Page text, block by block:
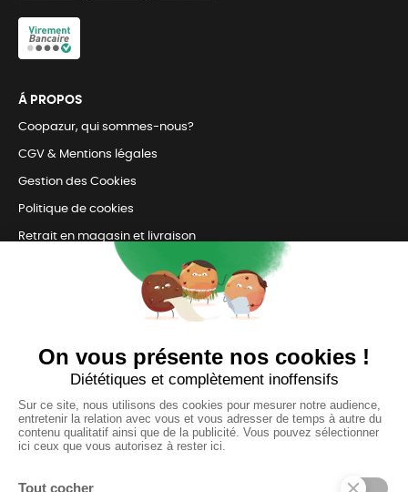
Á PROPOS
Coopazur, qui sommes-nous?
CGV & Mentions légales
Gestion des Cookies
Politique de cookies
Retrait en magasin et livraison
Nous sommes connectés
pour répondre à tous vos besoins
SUIVEZ-NOUS